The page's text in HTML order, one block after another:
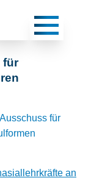
für
Ausschuss für
an